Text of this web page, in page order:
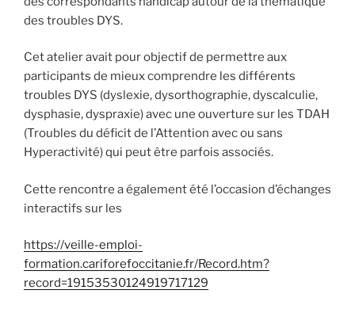
des troubles DYS.
Cet atelier avait pour objectif de permettre aux
participants de mieux comprendre les différents
troubles DYS (dyslexie, dysorthographie, dyscalculie,
dysphasie, dyspraxie) avec une ouverture sur les TDAH
(Troubles du déficit de l’Attention avec ou sans
Hyperactivité) qui peut être parfois associés.
Cette rencontre a également été l’occasion d’échanges
interactifs sur les
https://veille-emploi-
formation.cariforefoccitanie.fr/Record.htm?
record=19153530124919717129